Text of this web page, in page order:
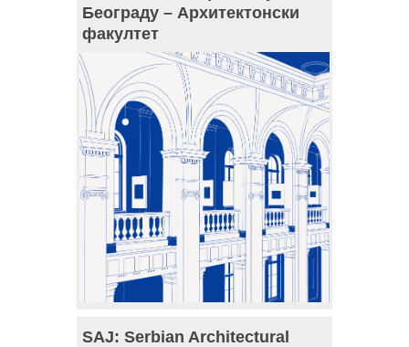
Београду – Архитектонски
факултет
SAJ: Serbian Architectural